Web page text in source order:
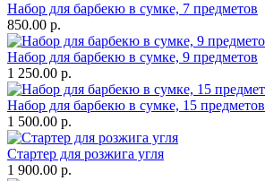
Набор для барбекю в сумке, 7 предметов
850.00 р.
Набор для барбекю в сумке, 9 предметов
1 250.00 р.
Набор для барбекю в сумке, 15 предметов
1 500.00 р.
Стартер для розжига угля
1 900.00 р.